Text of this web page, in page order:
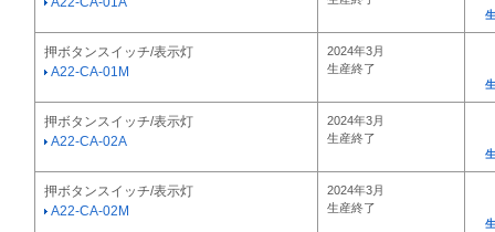
押ボタンスイッチ/表示灯
A22-CA-01M
2024年3月
生産終了
押ボタンスイッチ/表示灯
A22-CA-02A
2024年3月
生産終了
押ボタンスイッチ/表示灯
A22-CA-02M
2024年3月
生産終了